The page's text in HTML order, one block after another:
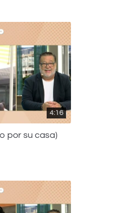
4:16
por su casa)